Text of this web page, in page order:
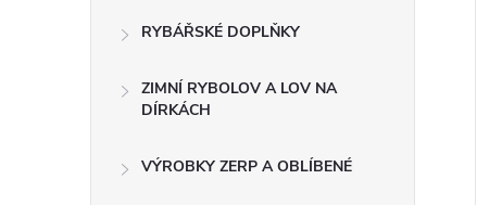
RYBÁŘSKÉ DOPLŇKY
ZIMNÍ RYBOLOV A LOV NA
DÍRKÁCH
VÝROBKY ZERP A OBLÍBENÉ